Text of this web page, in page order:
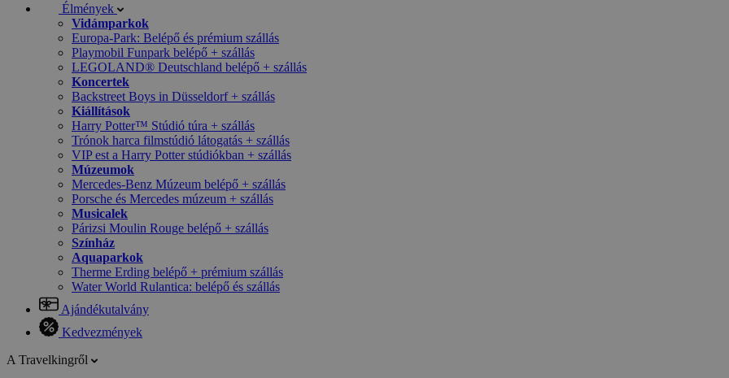
Élmények
Vidámparkok
Europa-Park: Belépő és prémium szállás
Playmobil Funpark belépő + szállás
LEGOLAND® Deutschland belépő + szállás
Koncertek
Backstreet Boys in Düsseldorf + szállás
Kiállítások
Harry Potter™ Stúdió túra + szállás
Trónok harca filmstúdió látogatás + szállás
VIP est a Harry Potter stúdiókban + szállás
Múzeumok
Mercedes-Benz Múzeum belépő + szállás
Porsche és Mercedes múzeum + szállás
Musicalek
Párizsi Moulin Rouge belépő + szállás
Színház
Aquaparkok
Therme Erding belépő + prémium szállás
Water World Rulantica: belépő és szállás
Ajándékutalvány
Kedvezmények
A Travelkingről